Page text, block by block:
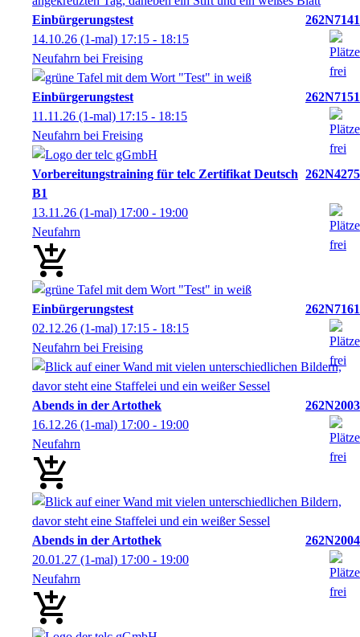
Einbürgerungstest
262N7141
14.10.26 (1-mal) 17:15 - 18:15
Neufahrn bei Freising
Einbürgerungstest
262N7151
11.11.26 (1-mal) 17:15 - 18:15
Neufahrn bei Freising
Vorbereitungstraining für telc Zertifikat Deutsch
B1
262N4275
13.11.26 (1-mal) 17:00 - 19:00
Neufahrn
Einbürgerungstest
262N7161
02.12.26 (1-mal) 17:15 - 18:15
Neufahrn bei Freising
Abends in der Artothek
262N2003
16.12.26 (1-mal) 17:00 - 19:00
Neufahrn
Abends in der Artothek
262N2004
20.01.27 (1-mal) 17:00 - 19:00
Neufahrn